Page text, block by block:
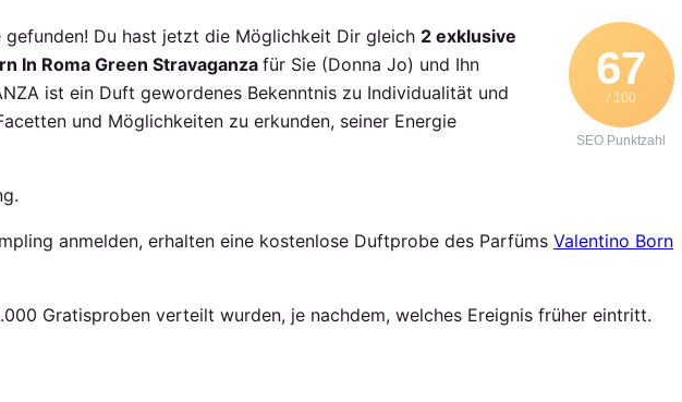
67
/ 100
SEO Punktzahl
Du hast jetzt die Möglichkeit Dir gleich 2 exklusive
In Roma Green Stravaganza für Sie (Donna Jo) und Ihn
ist ein Duft gewordenes Bekenntnis zu Individualität und
und Möglichkeiten zu erkunden, seiner Energie
anmelden, erhalten eine kostenlose Duftprobe des Parfüms Valentino Born
Gratisproben verteilt wurden, je nachdem, welches Ereignis früher eintritt.